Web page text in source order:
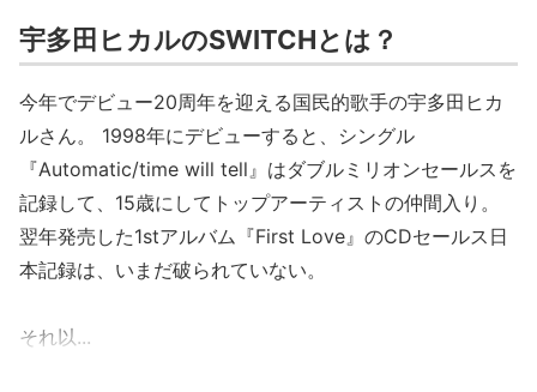
宇多田ヒカルのSWITCHとは？
今年でデビュー20周年を迎える国民的歌手の宇多田ヒカ
ルさん。 1998年にデビューすると、シングル
『Automatic/time will tell』はダブルミリオンセールスを
記録して、15歳にしてトップアーティストの仲間入り。
翌年発売した1stアルバム『First Love』のCDセールス日
本記録は、いまだ破られていない。
それ以...